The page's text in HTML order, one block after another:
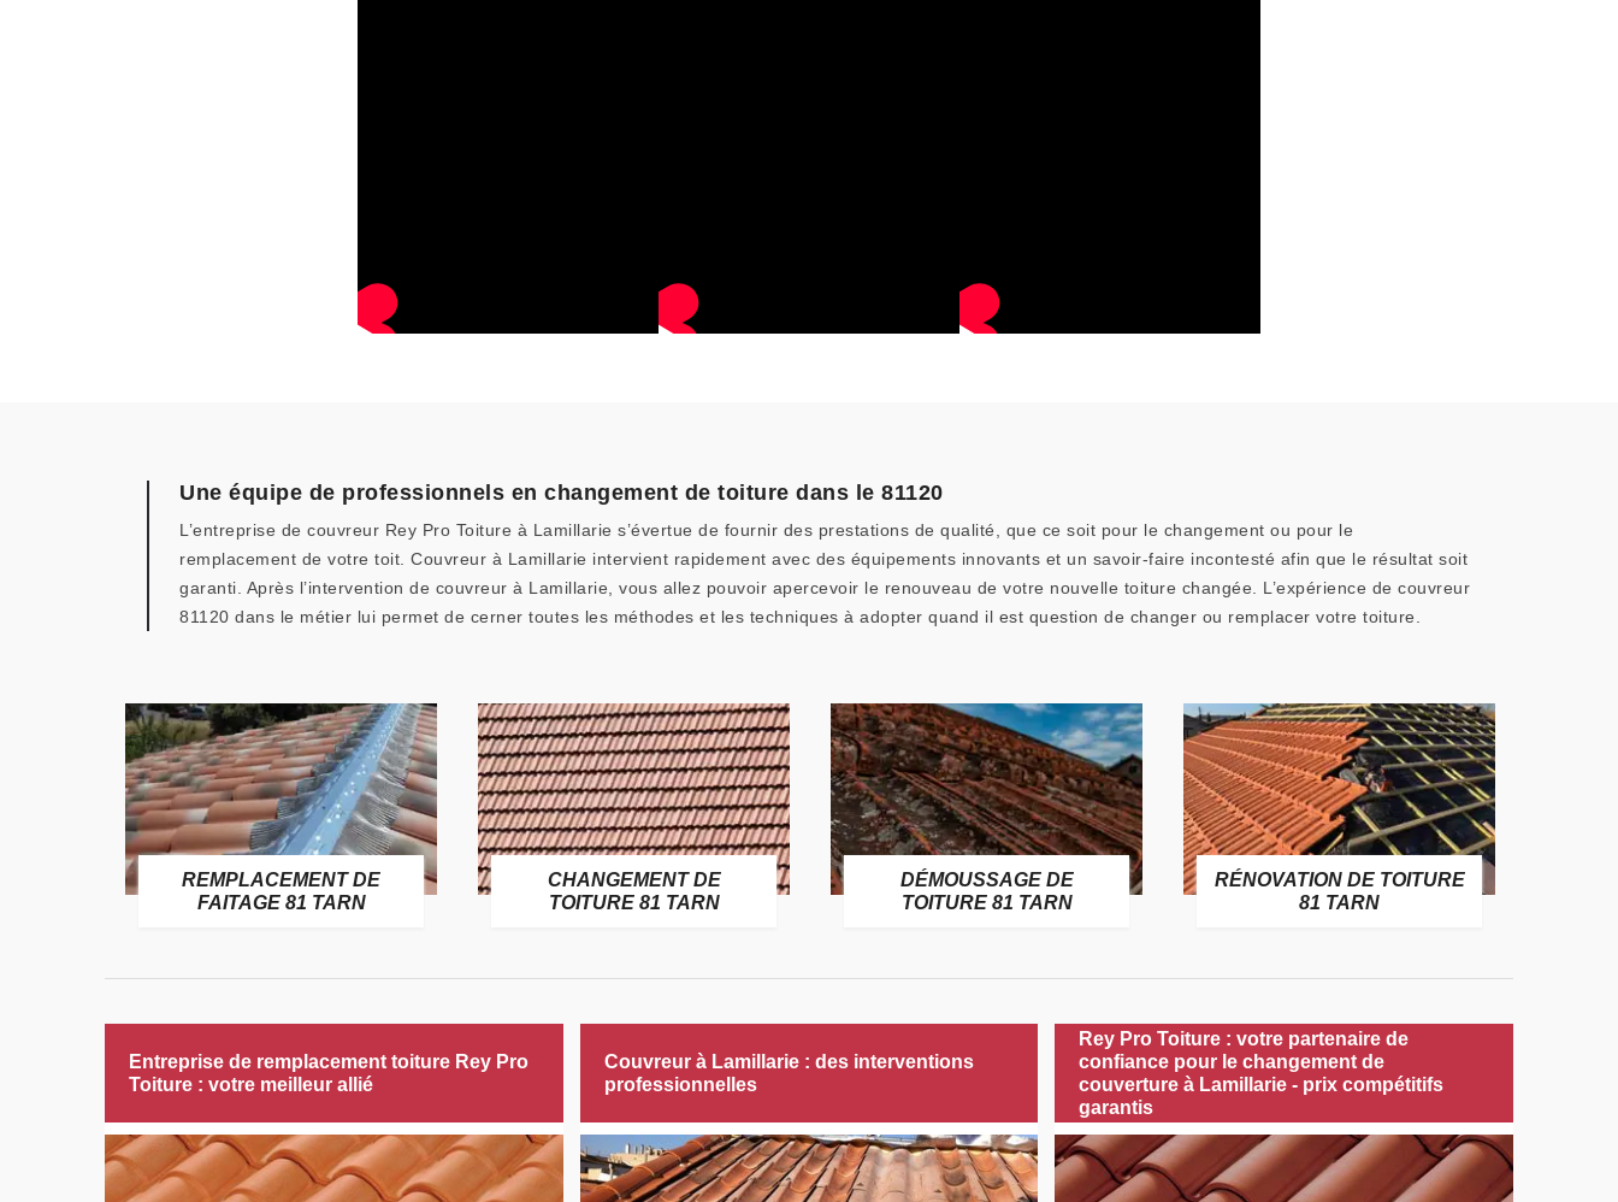
Une équipe de professionnels en changement de toiture dans le 81120
L’entreprise de couvreur Rey Pro Toiture à Lamillarie s’évertue de fournir des prestations de qualité, que ce soit pour le changement ou pour le
remplacement de votre toit. Couvreur à Lamillarie intervient rapidement avec des équipements innovants et un savoir-faire incontesté afin que le résultat soit
garanti. Après l’intervention de couvreur à Lamillarie, vous allez pouvoir apercevoir le renouveau de votre nouvelle toiture changée. L’expérience de couvreur
81120 dans le métier lui permet de cerner toutes les méthodes et les techniques à adopter quand il est question de changer ou remplacer votre toiture.
DE
CHANGEMENT DE
TOITURE 81 TARN
DÉMOUSSAGE DE
TOITURE 81 TARN
RÉNOVATION DE TOITURE
CHANGEMENT DE
GOUTTIÈRE ALU, ZINC ET
Entreprise de remplacement toiture Rey Pro
Toiture : votre meilleur allié
Couvreur à Lamillarie : des interventions
professionnelles
Rey Pro Toiture : votre partenaire de
confiance pour le changement de
couverture à Lamillarie - prix compétitifs
garantis